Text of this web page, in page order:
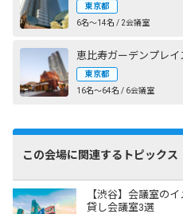
東京都
6名〜14名 / 2会議室
恵比寿ガーデンプレイ
東京都
16名〜64名 / 6会議室
この会場に関連するトピックス
【渋谷】会議室の
貸し会議室3選